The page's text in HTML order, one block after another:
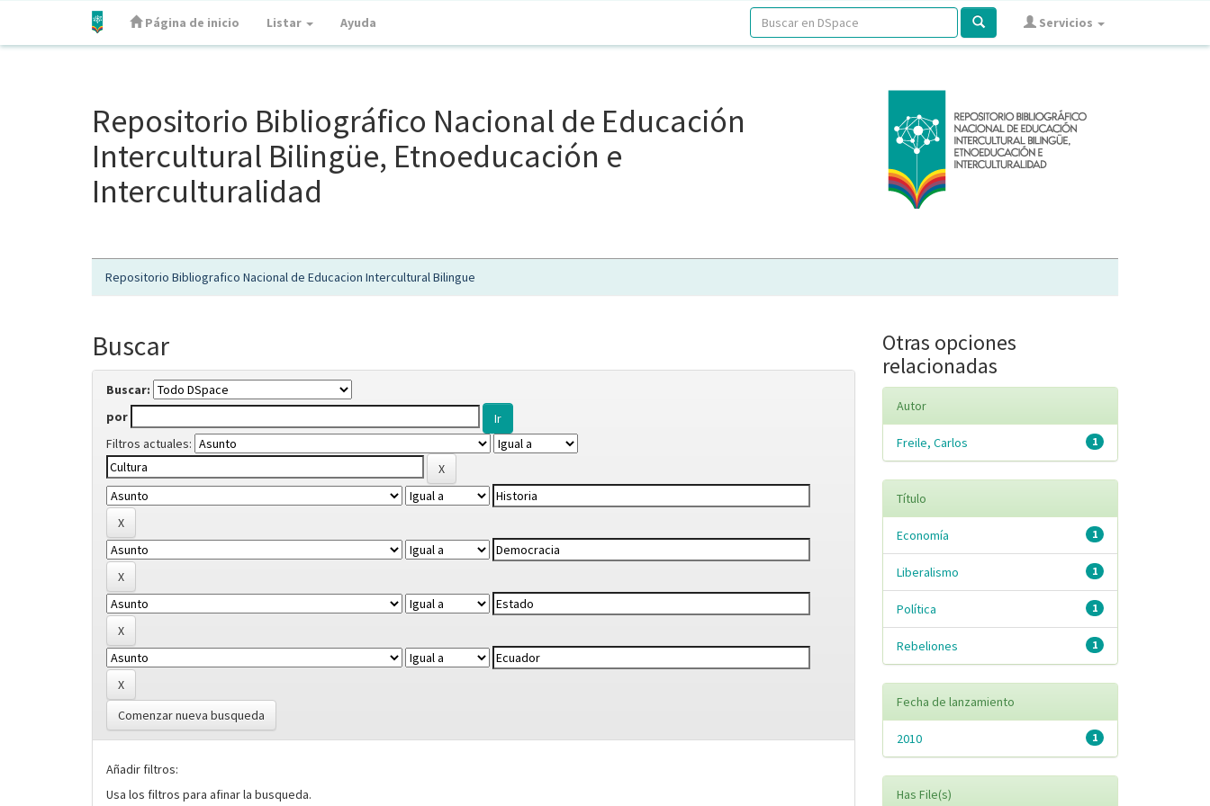
Página de inicio Listar Ayuda Servicios
Repositorio Bibliográfico Nacional de Educación
Intercultural Bilingüe, Etnoeducación e
Interculturalidad
Repositorio Bibliografico Nacional de Educacion Intercultural Bilingue
Buscar
Buscar:
por
Filtros actuales:
Comenzar nueva busqueda
Añadir filtros:
Usa los filtros para afinar la busqueda.
Otras opciones
relacionadas
Autor
1
Freile, Carlos
Título
1
Economía
1
Liberalismo
1
Política
1
Rebeliones
Fecha de lanzamiento
1
2010
Has File(s)